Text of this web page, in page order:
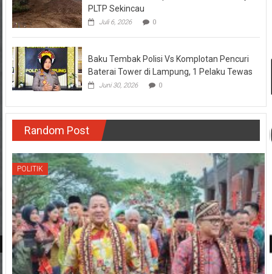
PLTP Sekincau
Juli 6, 2026 0
Baku Tembak Polisi Vs Komplotan Pencuri
Baterai Tower di Lampung, 1 Pelaku Tewas
Juni 30, 2026 0
Random Post
POLITIK